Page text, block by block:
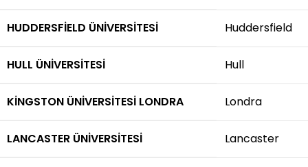
HUDDERSFIELD ÜNIVERSITESI Huddersfield
HULL ÜNIVERSITESI Hull
KINGSTON ÜNIVERSITESI LONDRA Londra
LANCASTER ÜNIVERSITESI Lancaster